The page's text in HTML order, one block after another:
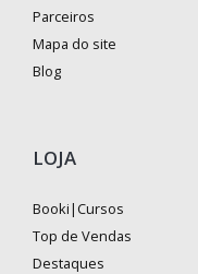
Parceiros
Mapa do site
Blog
LOJA
Booki|Cursos
Top de Vendas
Destaques